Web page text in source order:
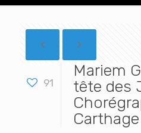
91
Mariem
tête des
Carthage